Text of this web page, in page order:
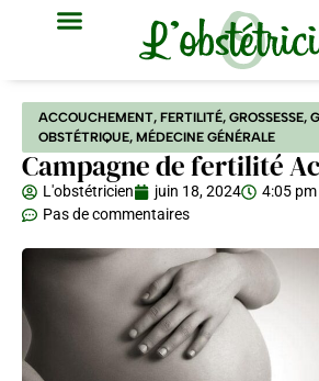
ACCOUCHEMENT, FERTILITÉ, GROSSESSE,
OBSTÉTRIQUE, MÉDECINE GÉNÉRALE
Campagne de fertilité
L'obstétricien juin 18, 2024
4:05 pm
Pas de commentaires